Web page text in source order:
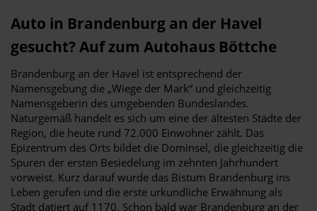
Auto in Brandenburg an der Havel
gesucht? Auf zum Autohaus Böttche
Brandenburg an der Havel ist entsprechend der
Namensgebung die „Wiege der Mark“ und gleichzeitig
Namensgeberin des umgebenden Bundeslandes.
Naturgemäß handelt es sich um eine der ältesten Städte der
Region, die heute rund 72.000 Einwohner zählt. Das
Epizentrum des Orts bildet die Dominsel, die gleichzeitig die
Spuren der ersten Besiedelung im zehnten Jahrhundert
vorweist. Kurz darauf wurde das Bistum Brandenburg ins
Leben gerufen und die erste urkundliche Erwähnung als
Stadt datiert auf 1170. Schon bald war Brandenburg an der